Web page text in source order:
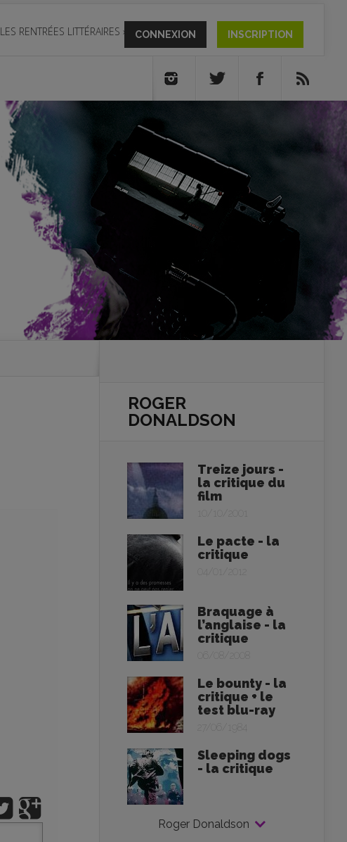
LES RENTRÉES LITTÉRAIRES » CONNEXION INSCRIPTION
ROGER
DONALDSON
Treize jours -
la critique du
film
Le pacte - la
critique
04/01/2012
Braquage à
l’anglaise - la
critique
06/08/2008
Le bounty - la
critique + le
test blu-ray
27/06/1984
Sleeping dogs
- la critique
Roger Donaldson